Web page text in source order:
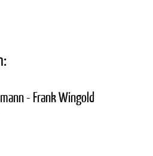
- Frank Wingold